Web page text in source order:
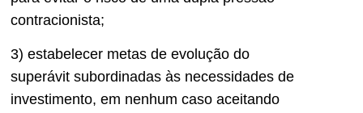
contracionista;
3) estabelecer metas de evolução do
superávit subordinadas às necessidades de
investimento, em nenhum caso aceitando